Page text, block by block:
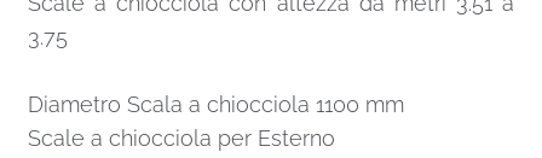
3.75
Diametro Scala a chiocciola 1100 mm
Scale a chiocciola per Esterno